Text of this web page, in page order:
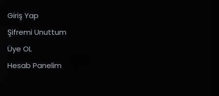
Giriş Yap
Şifremi Unuttum
Üye OL
Hesab Panelim